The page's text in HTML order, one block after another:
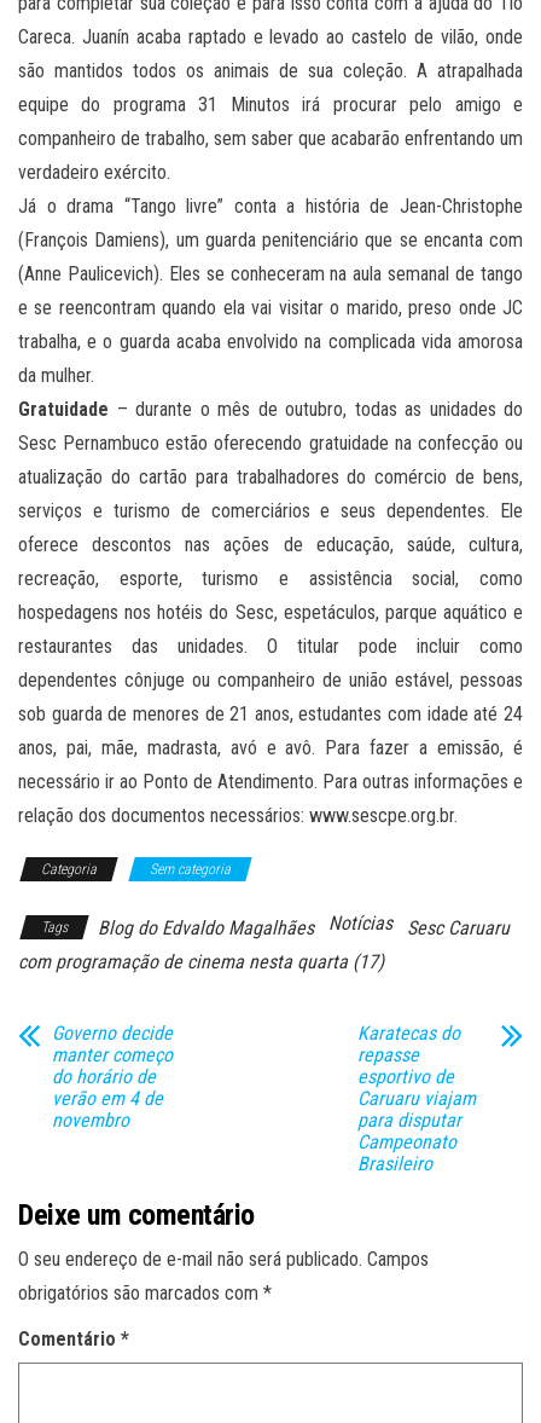
Careca. Juanín acaba raptado e levado ao castelo de vilão, onde
são mantidos todos os animais de sua coleção. A atrapalhada
equipe do programa 31 Minutos irá procurar pelo amigo e
companheiro de trabalho, sem saber que acabarão enfrentando um
verdadeiro exército.
Já o drama “Tango livre” conta a história de Jean-Christophe
(François Damiens), um guarda penitenciário que se encanta com
(Anne Paulicevich). Eles se conheceram na aula semanal de tango
e se reencontram quando ela vai visitar o marido, preso onde JC
trabalha, e o guarda acaba envolvido na complicada vida amorosa
da mulher.
Gratuidade – durante o mês de outubro, todas as unidades do
Sesc Pernambuco estão oferecendo gratuidade na confecção ou
atualização do cartão para trabalhadores do comércio de bens,
serviços e turismo de comerciários e seus dependentes. Ele
oferece descontos nas ações de educação, saúde, cultura,
recreação, esporte, turismo e assistência social, como
hospedagens nos hotéis do Sesc, espetáculos, parque aquático e
restaurantes das unidades. O titular pode incluir como
dependentes cônjuge ou companheiro de união estável, pessoas
sob guarda de menores de 21 anos, estudantes com idade até 24
anos, pai, mãe, madrasta, avó e avô. Para fazer a emissão, é
necessário ir ao Ponto de Atendimento. Para outras informações e
relação dos documentos necessários: www.sescpe.org.br.
Categoria Sem categoria
Tags Blog do Edvaldo Magalhães Notícias
Sesc Caruaru
com programação de cinema nesta quarta (17)
Governo decide
manter começo
do horário de
verão em 4 de
novembro
Karatecas do
repasse
esportivo de
Caruaru viajam
para disputar
Campeonato
Brasileiro
Deixe um comentário
O seu endereço de e-mail não será publicado. Campos
obrigatórios são marcados com *
Comentário *